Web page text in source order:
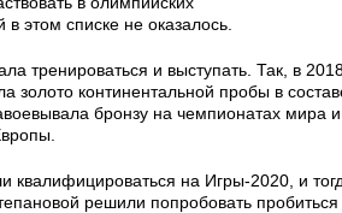
этом списке не оказалось.
тренироваться и выступать. Так, в
золото континентальной пробы в
бронзу на чемпионатах мира и
квалифицироваться на Игры-2020, и
решили попробовать пробиться